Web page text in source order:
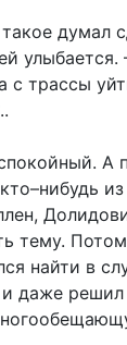
думал
с трассы
А
тему.
найти в
даже решил